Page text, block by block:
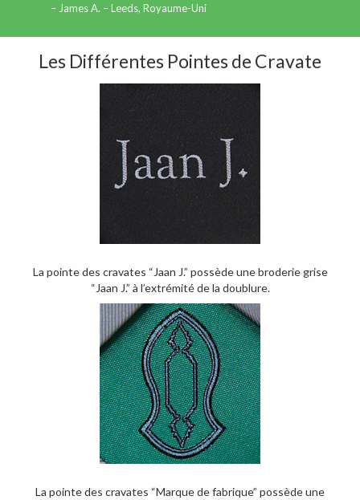
James A. – Leeds, Royaume-Uni
Les Différentes Pointes de Cravate
La pointe des cravates “Jaan J.” possède une broderie grise
“Jaan J.” à l’extrémité de la doublure.
La pointe des cravates “Marque de fabrique” possède une